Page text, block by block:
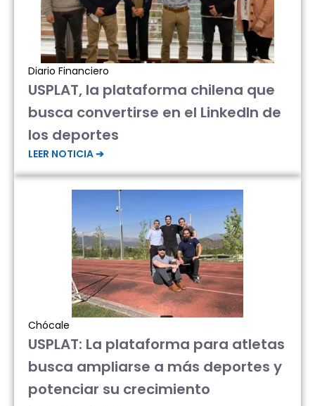
Diario Financiero
USPLAT, la plataforma chilena que
busca convertirse en el LinkedIn de
los deportes
LEER NOTICIA ➔
Chócale
USPLAT: La plataforma para atletas
busca ampliarse a más deportes y
potenciar su crecimiento